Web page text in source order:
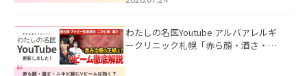
わたしの名医Youtube アルバアレルギ
ークリニック札幌「赤ら顔・酒さ・ニ